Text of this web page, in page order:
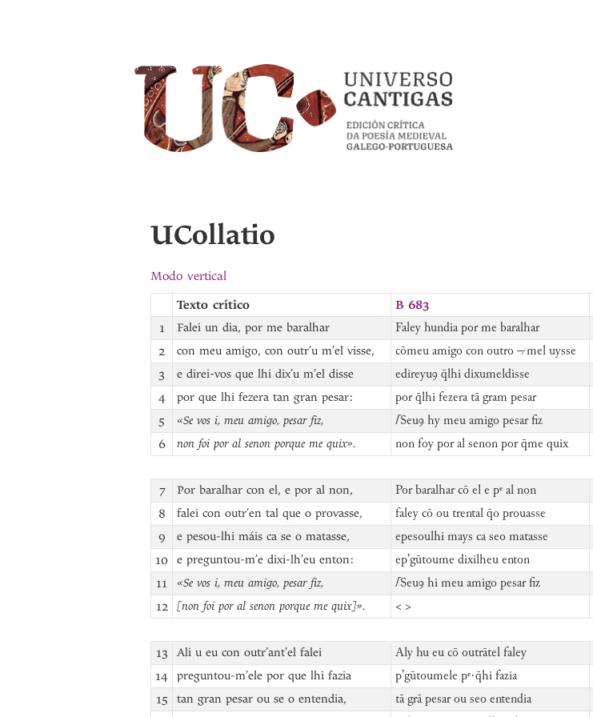
UCollatio
Modo vertical
Texto crítico
B 683
1
Falei un dia, por me baralhar Faley hundia por me baralhar
2 con meu amigo, con outr’u m’el visse, cōmeu amigo con outro – ̷mel uysse
3 e direi-vos que lhi dix’u m’el disse edireyuꝯ q̄lhi dixumeldisse
4 por que lhi fezera tan gran pesar: por q̄lhi fezera tā gram pesar
5 «Se vos i, meu amigo, pesar fiz, ⌈Seuꝯ hy meu amigo pesar fiz
6 non foi por al senon porque me quix». non foy por al senon por q̄me quix
7 Por baralhar con el, e por al non, Por baralhar cō el e pᵉ al non
8 falei con outr’en tal que o provasse, faley cō ou trental q̄o prouasse
9 e pesou-lhi máis ca se o matasse, epesoulhi mays ca seo matasse
10 e preguntou-m’e dixi-lh’eu enton: ep’gūtoume dixilheu enton
11 «Se vos i, meu amigo, pesar fiz, ⌈Seuꝯ hi meu amigo pesar fiz
12 [non foi por al senon porque me quix]». < >
13 Ali u eu con outr’ant’el falei Aly hu eu cō outrātel faley
14 preguntou-m’ele por que lhi fazia p’gūtoumele pᵉ·q̄hi fazia
15 tan gran pesar ou se o entendia, tā grā pesar ou seo entendia